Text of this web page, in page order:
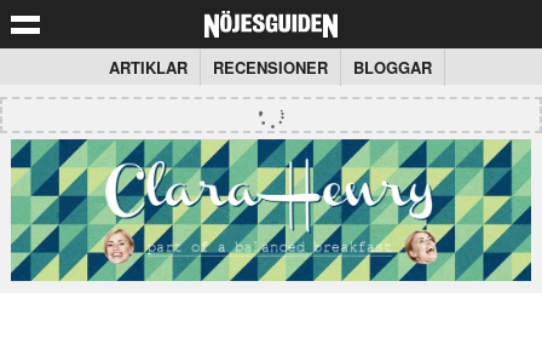
ARTIKLAR RECENSIONER BLOGGAR